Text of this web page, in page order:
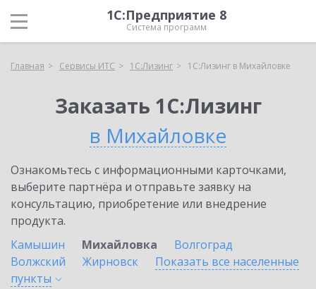
1С:Предприятие 8
Система программ
Главная Сервисы ИТС 1С:Лизинг 1С:Лизинг в Михайловке
Заказать 1С:Лизинг
в Михайловке
Ознакомьтесь с информационными карточками,
выберите партнёра и отправьте заявку на
консультацию, приобретение или внедрение
продукта.
Камышин
Михайловка
Волгоград
Волжский
Жирновск
Показать все населенные
пункты